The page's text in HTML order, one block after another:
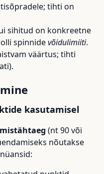
tihti on
sihitud on konkreetne
spinnidevõidulimiiti.
väärtus; tihti
kasutamisel
(nt 90 või
nõutakse